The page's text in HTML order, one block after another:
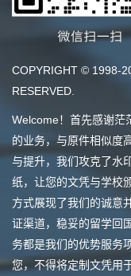
COPYRIGHT © 1998-
RESERVED.
Welcome！首先感谢茫
的业务，与原件相似度
与提升，我们攻克了水
纸，让您的文凭与学校
方式展现了我们的诚意
证渠道，稳妥的留学回
务都是我们的优势服务
您，不得将定制文凭用